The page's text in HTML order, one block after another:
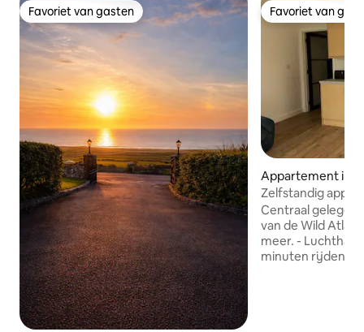
Favoriet van gasten
Favoriet van gasten Favoriet van
Favoriet van
Appartement in
Zelfstandig
Centraal gelegen
van de Wild
meer. - Luchthaven Shannon op 20
minuten rijden - Miltown Malbay 30